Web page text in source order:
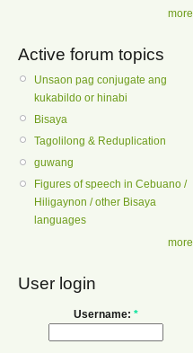
more
Active forum topics
Unsaon pag conjugate ang
kukabildo or hinabi
Bisaya
Tagolilong & Reduplication
guwang
Figures of speech in Cebuano /
Hiligaynon / other Bisaya
languages
more
User login
Username: *